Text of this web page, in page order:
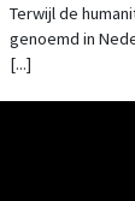
Terwijl de
genoemd in
[...]